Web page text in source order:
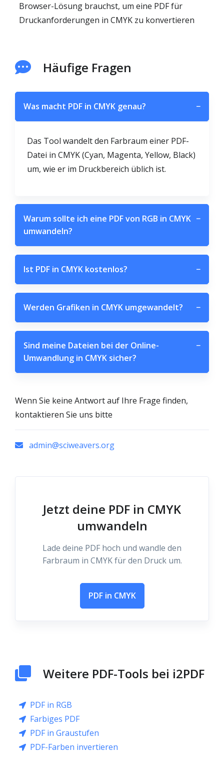
Browser-Lösung brauchst, um eine PDF für
Druckanforderungen in CMYK zu konvertieren
Häufige Fragen
Was macht PDF in CMYK genau? −
Das Tool wandelt den Farbraum einer PDF-
Datei in CMYK (Cyan, Magenta, Yellow, Black)
um, wie er im Druckbereich üblich ist.
Warum sollte ich eine PDF von RGB in CMYK
umwandeln?
−
Ist PDF in CMYK kostenlos? −
Werden Grafiken in CMYK umgewandelt? −
Sind meine Dateien bei der Online-
Umwandlung in CMYK sicher?
−
Wenn Sie keine Antwort auf Ihre Frage finden,
kontaktieren Sie uns bitte
admin@sciweavers.org
Jetzt deine PDF in CMYK
umwandeln
Lade deine PDF hoch und wandle den
Farbraum in CMYK für den Druck um.
PDF in CMYK
Weitere PDF-Tools bei i2PDF
PDF in RGB
Farbiges PDF
PDF in Graustufen
PDF-Farben invertieren